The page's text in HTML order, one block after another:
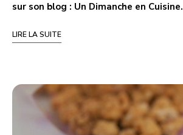
sur son blog : Un Dimanche en Cuisine.
LIRE LA SUITE